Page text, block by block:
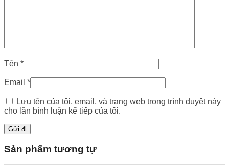
Tên *
Email *
Lưu tên của tôi, email, và trang web trong trình duyệt này
cho lần bình luận kế tiếp của tôi.
Sản phẩm tương tự